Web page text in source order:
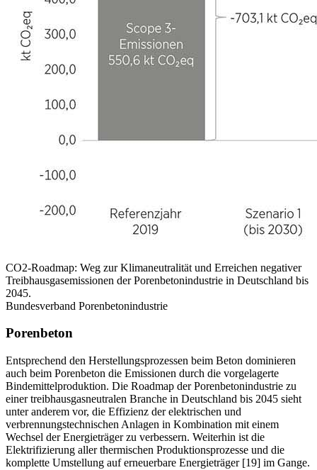
CO2-Roadmap: Weg zur Klimaneutralität und Erreichen negativer
Treibhausgasemissionen der Porenbetonindustrie in Deutschland bis
2045.
Bundesverband Porenbetonindustrie
Porenbeton
Entsprechend den Herstellungsprozessen beim Beton dominieren
auch beim Porenbeton die Emissionen durch die vorgelagerte
Bindemittelproduktion. Die Roadmap der Porenbetonindustrie zu
einer treibhausgasneutralen Branche in Deutschland bis 2045 sieht
unter anderem vor, die Effizienz der elektrischen und
verbrennungstechnischen Anlagen in Kombination mit einem
Wechsel der Energieträger zu verbessern. Weiterhin ist die
Elektrifizierung aller thermischen Produktionsprozesse und die
komplette Umstellung auf erneuerbare Energieträger [19] im Gange.